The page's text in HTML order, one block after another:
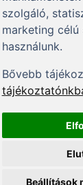
szolgáló,
marketing
használunk.
Bővebb
Beállítások
Mprx. Minden